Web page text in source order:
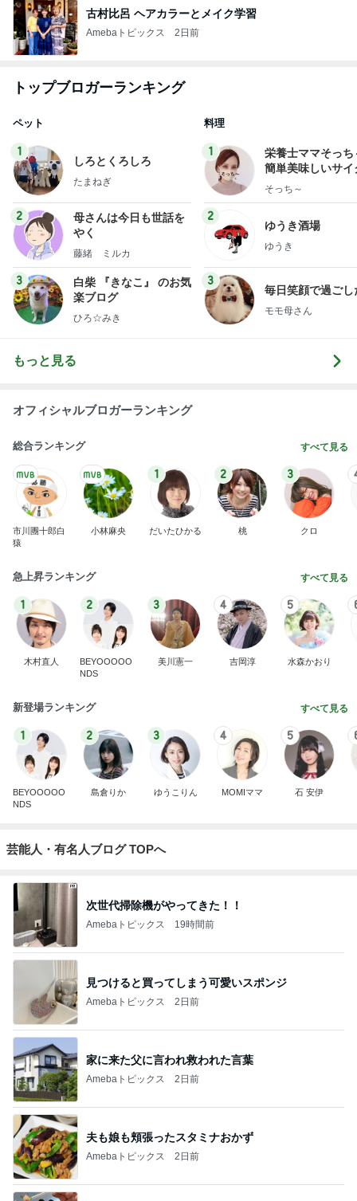
古村比呂 ヘアカラーとメイク学習
Amebaトピックス 2日前
トップブロガーランキング
ペット
1
しろとくろしろ
たまねぎ
2
母さんは今日も世話を
やく
藤緒 ミルカ
3
白柴 『きなこ』 のお気
楽ブログ
ひろ☆みき
料理
1
栄養士ママそっち
簡単美味しいサイ
献立
そっち～
2
ゆうき酒場
ゆうき
3
毎日笑顔で過ごし
モモ母さん
もっと見る
オフィシャルブロガーランキング
総合ランキング すべて見る
市川團十郎白
猿
小林麻央
1
だいたひかる
2
桃
3
クロ
急上昇ランキング すべて見る
1
木村直人
2
BEYOOOOO
NDS
3
美川憲一
4
吉岡淳
5
水森かおり
新登場ランキング すべて見る
1
BEYOOOOO
NDS
2
島倉りか
3
ゆうこりん
4
MOMIママ
5
石 安伊
芸能人・有名人ブログ TOPへ
次世代掃除機がやってきた！！
Amebaトピックス 19時間前
見つけると買ってしまう可愛いスポンジ
Amebaトピックス 2日前
家に来た父に言われ救われた言葉
Amebaトピックス 2日前
夫も娘も頬張ったスタミナおかず
Amebaトピックス 2日前